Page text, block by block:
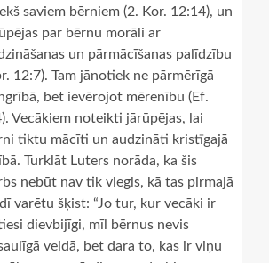
saviem bērniem (2. Kor. 12:14), un
par bērnu morāli ar
un pārmācīšanas palīdzību
12:7). Tam jānotiek ne pārmērīgā
bet ievērojot mērenību (Ef.
Vecākiem noteikti jārūpējas, lai
tiktu mācīti un audzināti kristīgajā
Turklāt Luters norāda, ka šis
nebūt nav tik viegls, kā tas pirmajā
varētu šķist: “Jo tur, kur vecāki ir
dievbijīgi, mīl bērnus nevis
veidā, bet dara to, kas ir viņu